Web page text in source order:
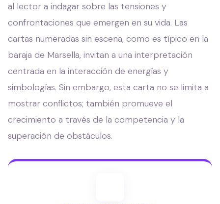
al lector a indagar sobre las tensiones y
confrontaciones que emergen en su vida. Las
cartas numeradas sin escena, como es típico en la
baraja de Marsella, invitan a una interpretación
centrada en la interacción de energías y
simbologías. Sin embargo, esta carta no se limita a
mostrar conflictos; también promueve el
crecimiento a través de la competencia y la
superación de obstáculos.